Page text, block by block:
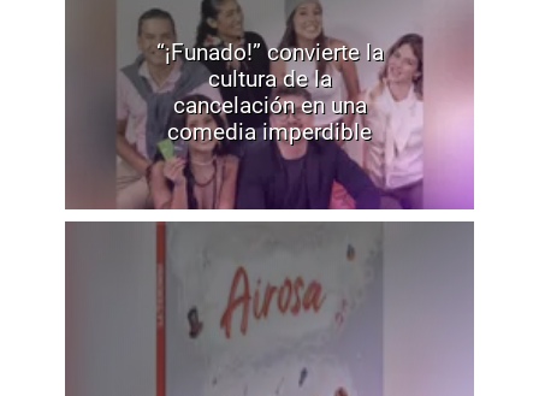
“¡Funado!” convierte la
cultura de la
cancelación en una
comedia imperdible